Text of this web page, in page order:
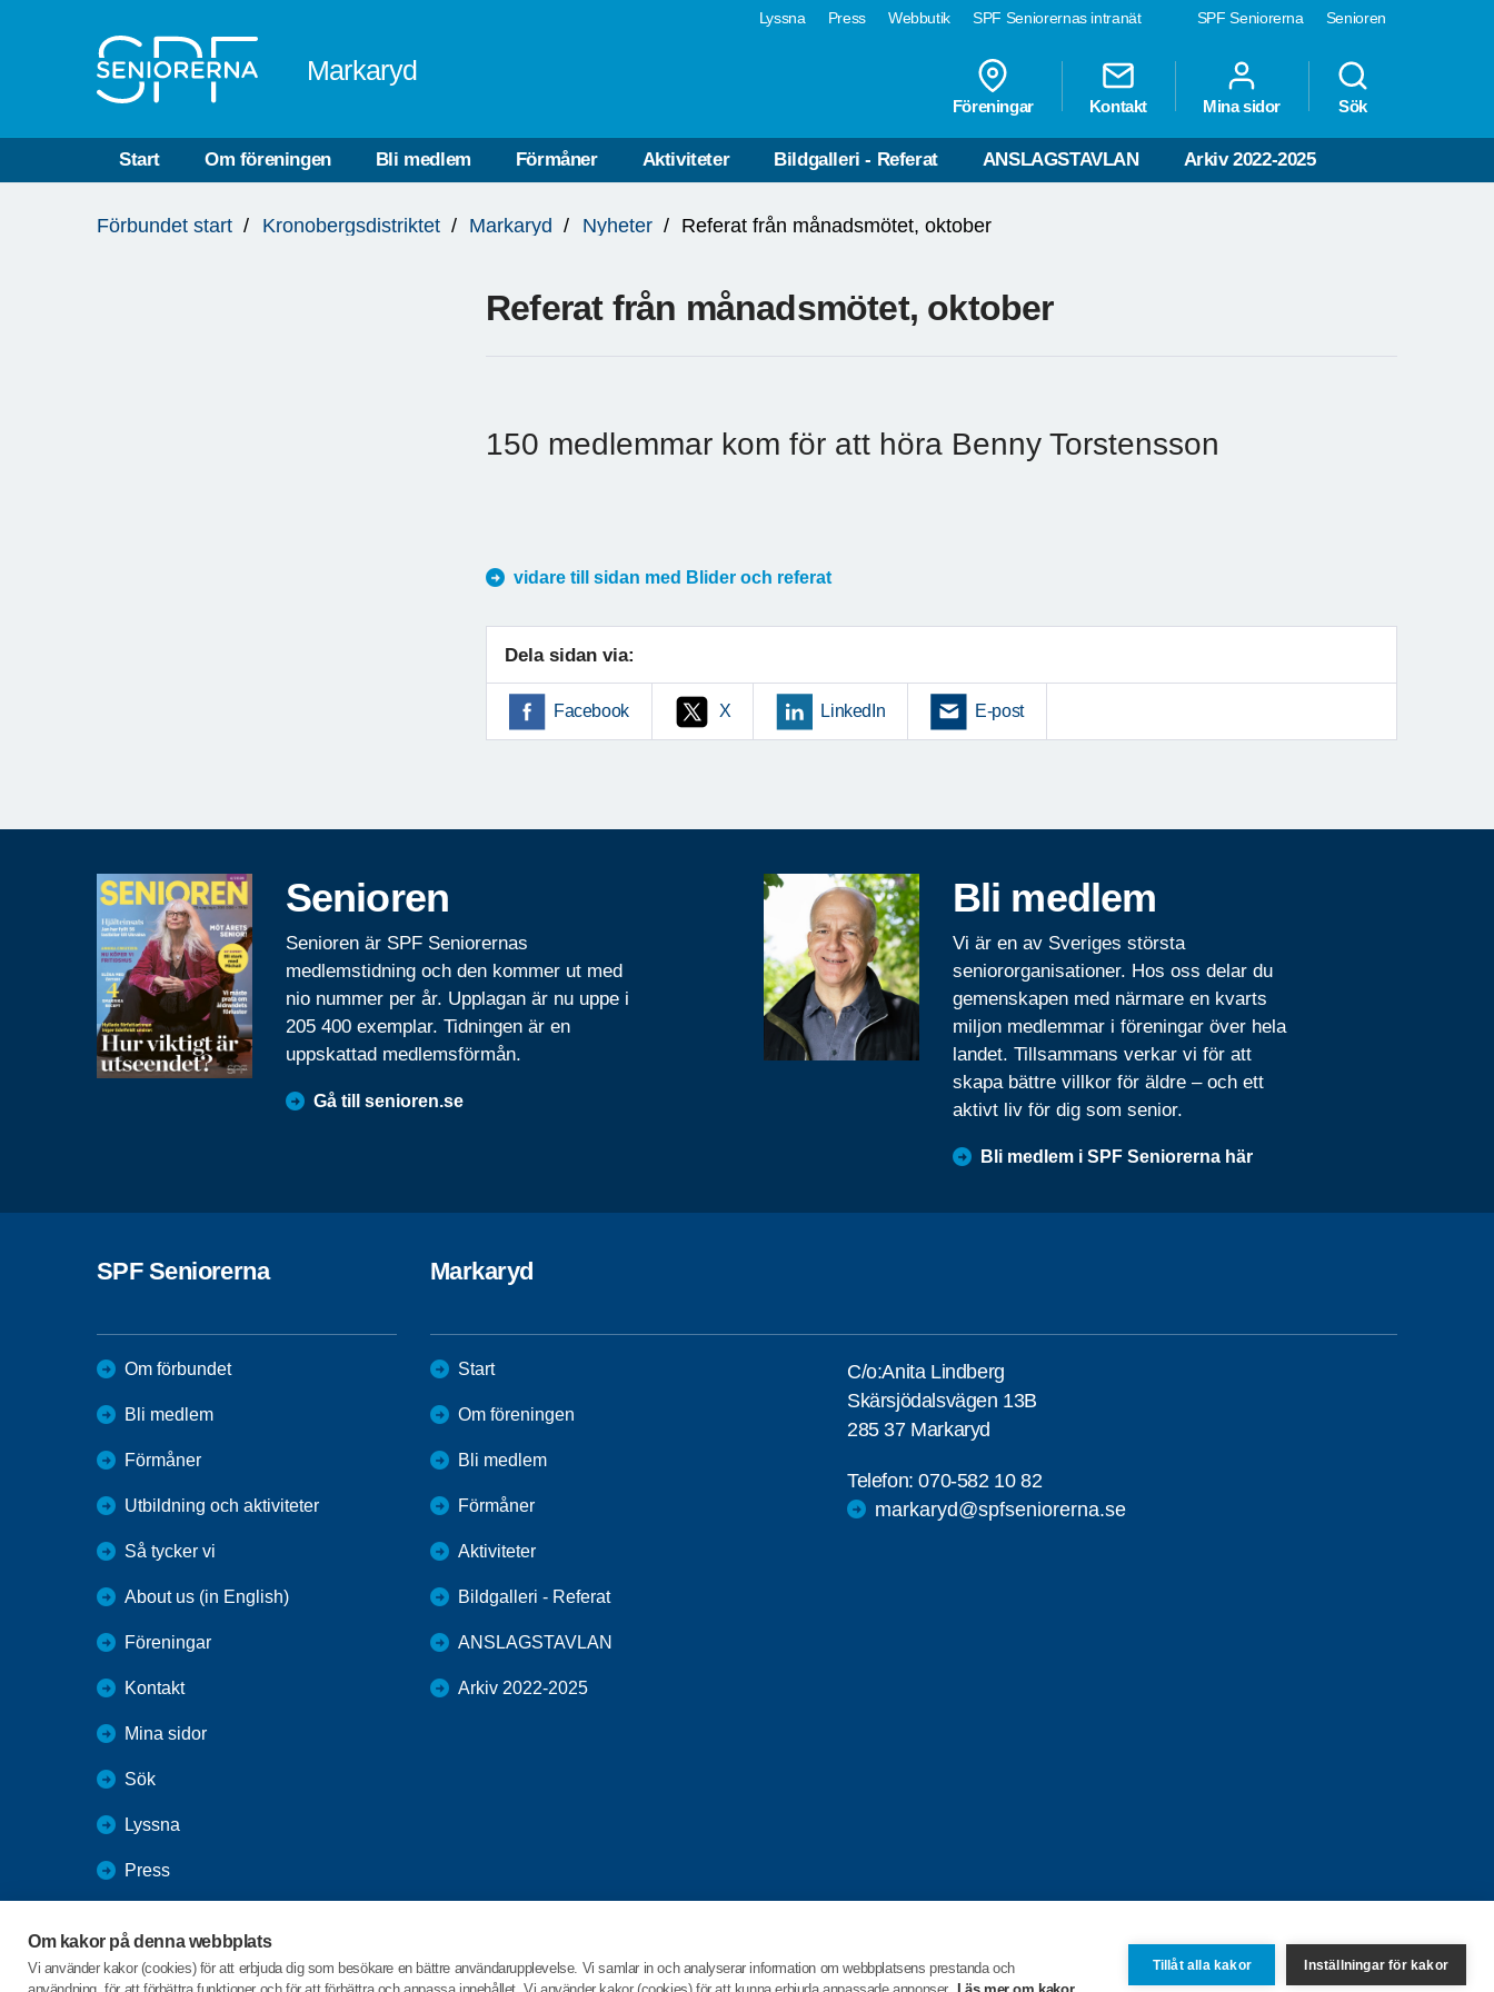
Om kakor på denna webbplats
Vi använder kakor (cookies) för att erbjuda dig som besökare en bättre användarupplevelse. Vi samlar in och analyserar information om webbplatsens prestanda och
Tillåt alla kakor Inställningar för kakor
SPF Seniorerna Senioren
Lyssna Press Webbutik SPF Seniorernas intranät
Markaryd
Föreningar Kontakt Mina sidor Sök
Start Om föreningen Bli medlem Förmåner Aktiviteter Bildgalleri - Referat ANSLAGSTAVLAN Arkiv 2022-2025
är
Förbundet start Kronobergsdistriktet Markaryd Nyheter Referat från månadsmötet, oktober
Referat från månadsmötet, oktober
150 medlemmar kom för att höra Benny Torstensson
vidare till sidan med Blider och referat
Dela sidan via:
Facebook X LinkedIn E-post
Senioren
Senioren är SPF Seniorernas
medlemstidning och den kommer ut med
nio nummer per år. Upplagan är nu uppe i
205 400 exemplar. Tidningen är en
uppskattad medlemsförmån.
Gå till senioren.se
Bli medlem
Vi är en av Sveriges största
seniororganisationer. Hos oss delar du
gemenskapen med närmare en kvarts
miljon medlemmar i föreningar över hela
landet. Tillsammans verkar vi för att
skapa bättre villkor för äldre – och ett
aktivt liv för dig som senior.
Bli medlem i SPF Seniorerna här
SPF Seniorerna
Om förbundet
Bli medlem
Förmåner
Utbildning och aktiviteter
Så tycker vi
About us (in English)
Föreningar
Kontakt
Mina sidor
Sök
Lyssna
Press
SPF Seniorernas intranät
Markaryd
Start
Om föreningen
Bli medlem
Förmåner
Aktiviteter
Bildgalleri - Referat
ANSLAGSTAVLAN
Arkiv 2022-2025
C/o:Anita Lindberg
Skärsjödalsvägen 13B
285 37 Markaryd
Telefon:070-582 10 82
markaryd@spfseniorerna.se